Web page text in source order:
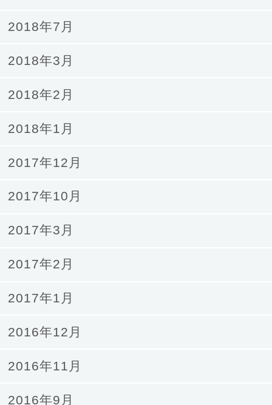
2018年7月
2018年3月
2018年2月
2018年1月
2017年12月
2017年10月
2017年3月
2017年2月
2017年1月
2016年12月
2016年11月
2016年9月